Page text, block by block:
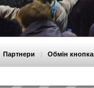
Партнери | Обмін